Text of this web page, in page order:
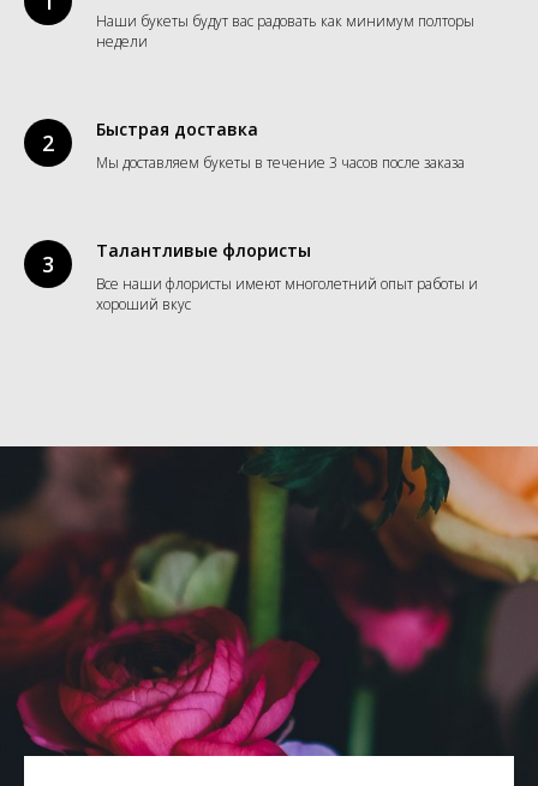
Наши букеты будут вас радовать как минимум полторы
недели
Быстрая доставка
Мы доставляем букеты в течение 3 часов после заказа
Талантливые флористы
Все наши флористы имеют многолетний опыт работы и
хороший вкус